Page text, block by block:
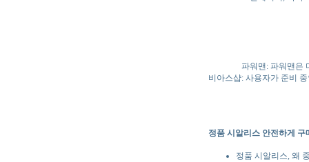
파워맨: 파워맨은
비아스샵: 사용자가 준비
정품 시알리스 안전하게
정품 시알리스, 왜